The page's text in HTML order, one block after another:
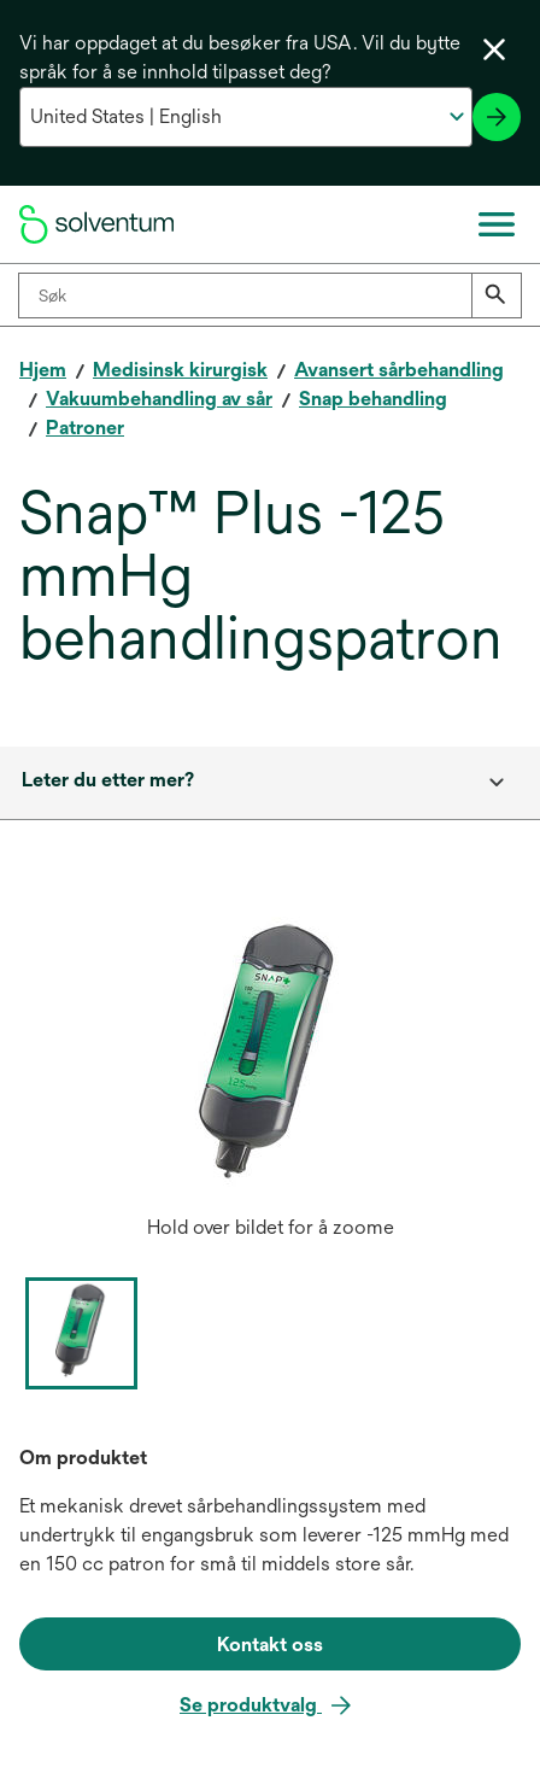
Vi har oppdaget at du besøker fra USA. Vil du bytte
språk for å se innhold tilpasset deg?
Hjem Medisinsk kirurgisk
Avansert sårbehandling
Vakuumbehandling av sår
Snap behandling
Patroner
Snap™ Plus -125
mmHg
behandlingspatron
Leter du etter mer?
Hold over bildet for å zoome
Om produktet
Et mekanisk drevet sårbehandlingssystem med
undertrykk til engangsbruk som leverer -125 mmHg med
en 150 cc patron for små til middels store sår.
Kontakt oss
Se produktvalg